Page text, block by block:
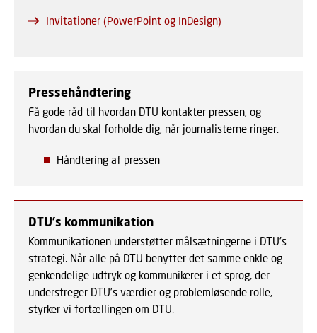
Invitationer (PowerPoint og InDesign)
Pressehåndtering
Få gode råd til hvordan DTU kontakter pressen, og
hvordan du skal forholde dig, når journalisterne ringer.
Håndtering af pressen
DTU's kommunikation
Kommunikationen understøtter målsætningerne i DTU's
strategi. Når alle på DTU benytter det samme enkle og
genkendelige udtryk og kommunikerer i et sprog, der
understreger DTU’s værdier og problemløsende rolle,
styrker vi fortællingen om DTU.